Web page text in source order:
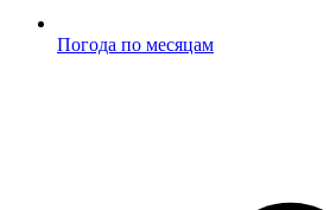
Погода по месяцам